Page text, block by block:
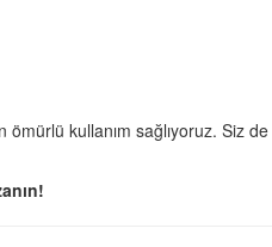
ömürlü kullanım sağlıyoruz. Siz de